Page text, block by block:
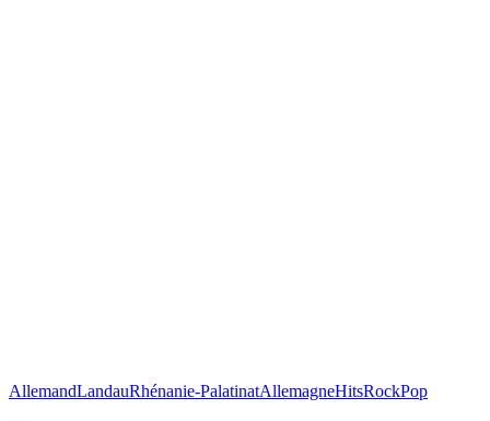
AllemandLandauRhénanie-PalatinatAllemagneHitsRockPop